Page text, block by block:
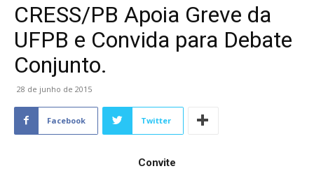
CRESS/PB Apoia Greve da
UFPB e Convida para Debate
Conjunto.
28 de junho de 2015
Facebook Twitter
Convite